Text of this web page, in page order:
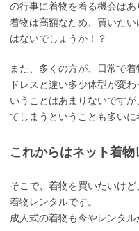
の行事に着物を着る機会はあ
着物は高額なため、買いた
はないでしょうか！？
また、多くの方が、日常で
ドレスと違い多少体型が変
いうことはあまりないです
てしまうということも多いに
これからはネット着物
そこで、着物を買いたいけ
着物レンタルです。
成人式の着物も今やレンタル